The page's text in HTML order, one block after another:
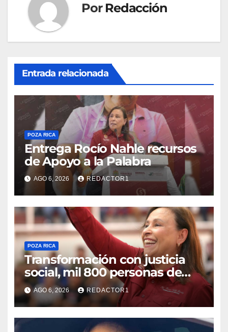
Por Redacción
Entrada relacionada
POZA RICA
Entrega Rocío Nahle recursos
de Apoyo a la Palabra
AGO 6, 2026 REDACTOR1
POZA RICA
Transformación con justicia
social, mil 800 personas de
siete municipios reciben
Apoyo a la Palabra: Rocío
Nahle
AGO 6, 2026 REDACTOR1